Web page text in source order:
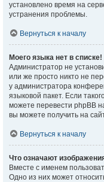
установлено время на
устранения проблемы.
Вернуться к началу
Моего языка нет в списке!
Администратор не
или же просто никто не
у администратора
языковой пакет. Если
можете перевести phpBB
вы можете получить на
Вернуться к началу
Что означают
Вместе с именем
Одно из них может